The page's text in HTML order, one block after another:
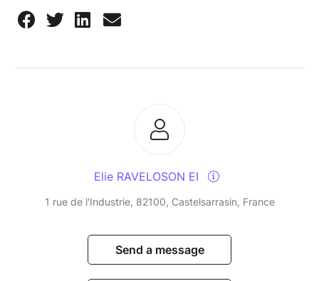
Elie RAVELOSON EI
1 rue de l'Industrie, 82100, Castelsarrasin, France
Send a message